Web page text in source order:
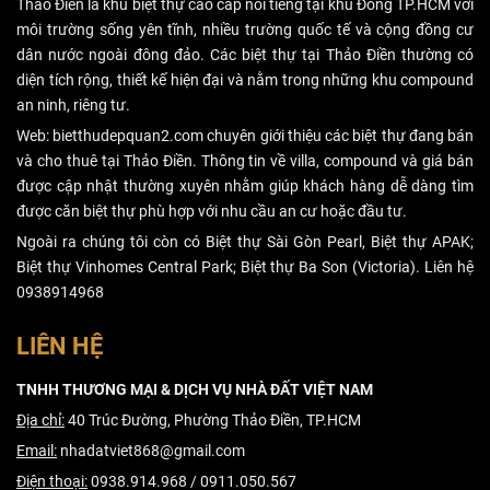
nhiều bất lợi,
cắt lỗ vẫn hơn
là gồng lỗ.
Thảo Điền là khu biệt thự cao cấp nổi tiếng tại khu Đông TP.HCM với
môi trường sống yên tĩnh, nhiều trường quốc tế và cộng đồng cư
dân nước ngoài đông đảo. Các biệt thự tại Thảo Điền thường có
diện tích rộng, thiết kế hiện đại và nằm trong những khu compound
an ninh, riêng tư.
Web: bietthudepquan2.com chuyên giới thiệu các biệt thự đang bán
và cho thuê tại Thảo Điền. Thông tin về villa, compound và giá bán
được cập nhật thường xuyên nhằm giúp khách hàng dễ dàng tìm
được căn biệt thự phù hợp với nhu cầu an cư hoặc đầu tư.
Ngoài ra chúng tôi còn có Biệt thự Sài Gòn Pearl, Biệt thự APAK;
Biệt thự Vinhomes Central Park; Biệt thự Ba Son (Victoria). Liên hệ
0938914968
LIÊN HỆ
TNHH THƯƠNG MẠI & DỊCH VỤ NHÀ ĐẤT VIỆT NAM
Địa chỉ:40 Trúc Đường, Phường Thảo Điền, TP.HCM
Email: nhadatviet868@gmail.com
Điện thoại:0938.914.968 / 0911.050.567